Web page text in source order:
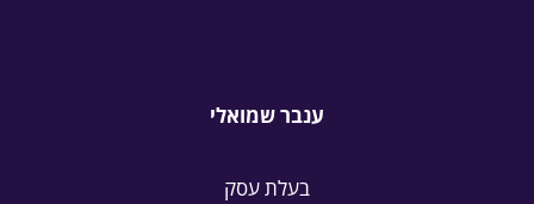
ענבר שמואלי
בעלת עסק